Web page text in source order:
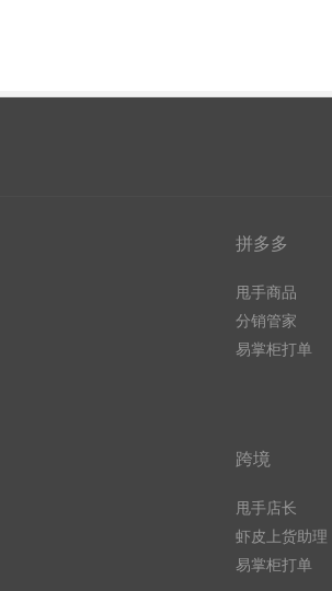
拼多多
甩手商品
分销管家
易掌柜打单
跨境
甩手店长
虾皮上货助理
易掌柜打单